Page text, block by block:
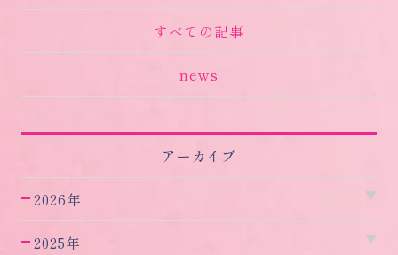
すべての記事
news
アーカイブ
2026年
2025年